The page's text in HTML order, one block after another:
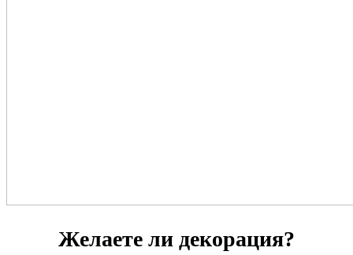
Желаете ли декорация?